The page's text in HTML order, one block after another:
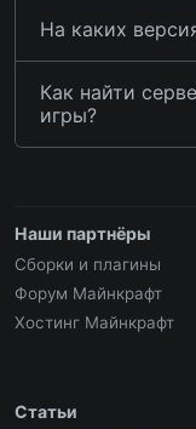
На каких
Как найти
игры?
Наши партнёры
Сборки и плагины
Форум Майнкрафт
Хостинг Майнкрафт
Статьи